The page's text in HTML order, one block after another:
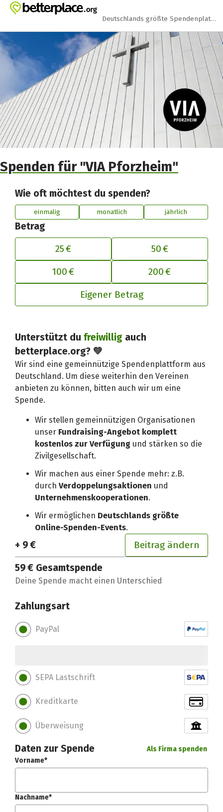
Zum Hauptinhalt springen
Erklärung zur Barrierefreiheit anzeigen
Deutschlands größte Spendenplattform
Spenden für "VIA Pforzheim"
Wie oft möchtest du spenden?
einmalig monatlich jährlich
Betrag
25 €
50 €
100 € 200 €
Eigener Betrag
Unterstützt dufreiwillig auch
betterplace.org? 💚
Wir sind eine gemeinnützige Spendenplattform aus
Deutschland. Um diese weiterhin den Vereinen
anbieten zu können, bitten auch wir um eine
Spende.
Wir stellen gemeinnützigen Organisationen
unser Fundraising-Angebot komplett
kostenlos zur Verfügung und stärken so die
Zivilgesellschaft.
Wir machen aus einer Spende mehr: z.B.
durchVerdoppelungsaktionen und
Unternehmenskooperationen.
Wir ermöglichen Deutschlands größte
Online-Spenden-Events.
+ 9 € Beitrag ändern
Deinen Beitrag an betterplace
59 € Gesamtspende
Deine Spende macht einen Unterschied
Zahlungsart
PayPal
SEPA Lastschrift
Kreditkarte
Überweisung
Daten zur Spende
Als Firma spenden
Vorname*
Nachname*